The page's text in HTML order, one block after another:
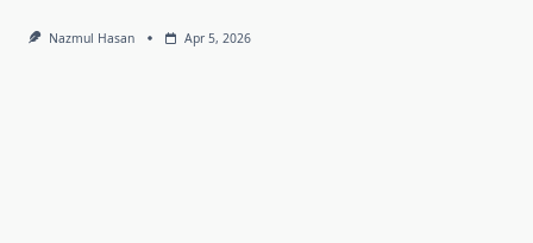
Nazmul Hasan Apr 5, 2026